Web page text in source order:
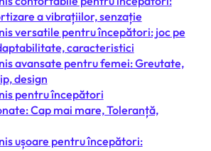
a vibrațiilor, senzație
versatile pentru începători: joc pe
caracteristici
avansate pentru femei: Greutate,
design
pentru începători
Cap mai mare, Toleranță,
ușoare pentru începători: